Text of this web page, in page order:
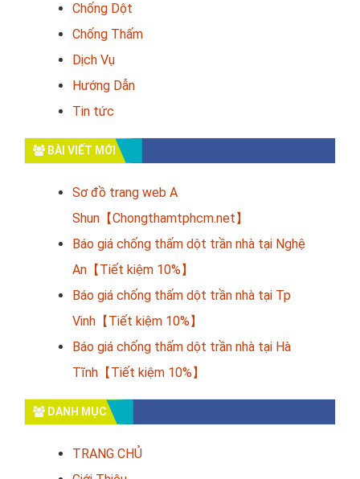
Chống Dột
Chống Thấm
Dịch Vụ
Hướng Dẫn
Tin tức
BÀI VIẾT MỚI
Sơ đồ trang web A
Shun【Chongthamtphcm.net】
Báo giá chống thấm dột trần nhà tại Nghệ
An【Tiết kiệm 10%】
Báo giá chống thấm dột trần nhà tại Tp
Vinh【Tiết kiệm 10%】
Báo giá chống thấm dột trần nhà tại Hà
Tĩnh【Tiết kiệm 10%】
DANH MỤC
TRANG CHỦ